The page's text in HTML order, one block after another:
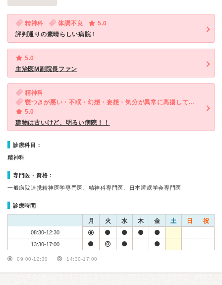
精神科 体調不良
5.0
評判通りの素晴らしい病院！
5.0
主治医M副院長ファン
精神科
寝つきが悪い・不眠・幻想・妄想・気分が異常に高揚している
5.0
建物は古いけど、明るい病院！！
診療科目：
精神科
専門医・資格：
一般病院連携精神医学専門医、精神科専門医、日本睡眠学会専門医
診療時間
月 火 水 木 金 土 日 祝
08:30-12:30
13:30-17:00
09:00-12:30 14:30-17:00